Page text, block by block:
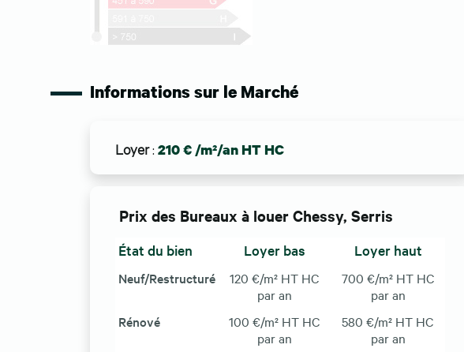
Informations sur le Marché
Loyer: 210 € /m²/an HT HC
Prix des Bureaux à louer Chessy, Serris
État du bien Loyer bas Loyer haut
Neuf/Restructuré
120 €/m² HT HC
par an
700 €/m² HT HC
par an
Rénové
100 €/m² HT HC
par an
580 €/m² HT HC
par an